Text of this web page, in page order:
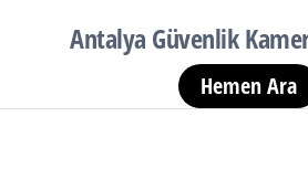
Antalya Güvenlik
Hemen Ara